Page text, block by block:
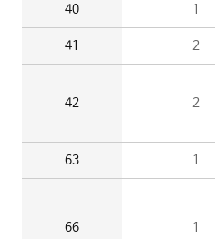
40 1
41 2
42 2
63 1
66 1